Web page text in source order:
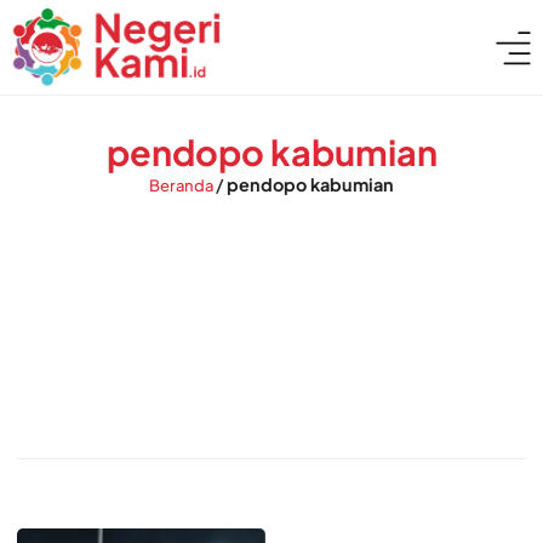
pendopo kabumian
Beranda/pendopo kabumian